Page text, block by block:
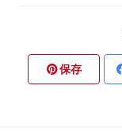
保存